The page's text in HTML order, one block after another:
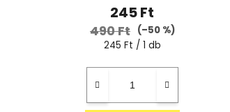
245 Ft
490 Ft (–50 %)
Egységár:
245 Ft / 1 db